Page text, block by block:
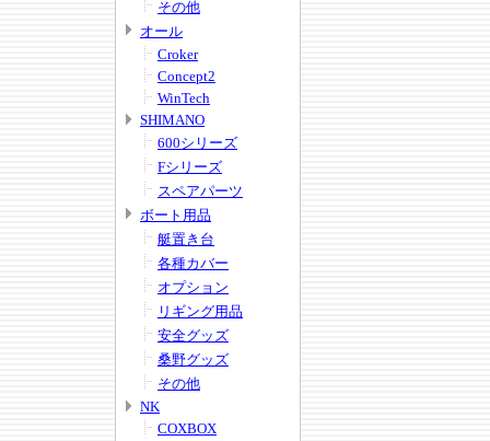
その他
オール
Croker
Concept2
WinTech
SHIMANO
600シリーズ
Fシリーズ
スペアパーツ
ボート用品
艇置き台
各種カバー
オプション
リギング用品
安全グッズ
桑野グッズ
その他
NK
COXBOX